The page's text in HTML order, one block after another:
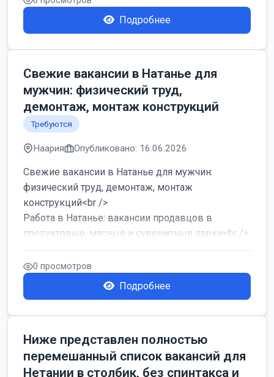
Подробнее
Свежие вакансии в Натанье для
мужчин: физический труд,
демонтаж, монтаж конструкций
Требуются
Наария Опубликовано: 16.06.2026
Свежие вакансии в Натанье для мужчин:
физический труд, демонтаж, монтаж
конструкций<br />
Работа в Натанье: вакансии продавцов в
продуктовые, мясные и сувенирные лавки<br />
Разнорабочий на сборку м...
0 просмотров
Подробнее
Ниже представлен полностью
перемешанный список вакансий для
Нетании в столбик, без спинтакса и